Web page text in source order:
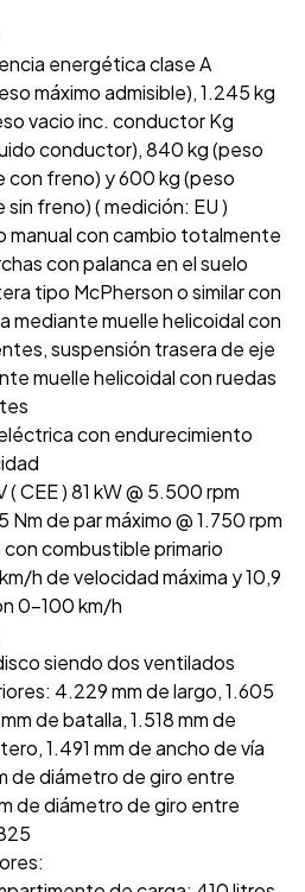
energética clase A
máximo admisible), 1.245 kg
vacio inc. conductor Kg
conductor), 840 kg (peso
con freno) y 600 kg (peso
freno) ( medición: EU )
manual con cambio totalmente
con palanca en el suelo
tipo McPherson o similar con
mediante muelle helicoidal con
suspensión trasera de eje
muelle helicoidal con ruedas
con endurecimiento
( CEE ) 81 kW @ 5.500 rpm
de par máximo @ 1.750 rpm
combustible primario
h de velocidad máxima y 10,9
0-100 km/h
siendo dos ventilados
4.229 mm de largo, 1.605
de batalla, 1.518 mm de
1.491 mm de ancho de vía
de diámetro de giro entre
de diámetro de giro entre